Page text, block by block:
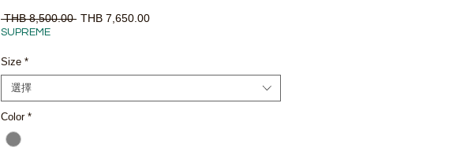
THB 8,500.00 一THB 7,650.00促
SUPREME
Size *
選擇
Color *